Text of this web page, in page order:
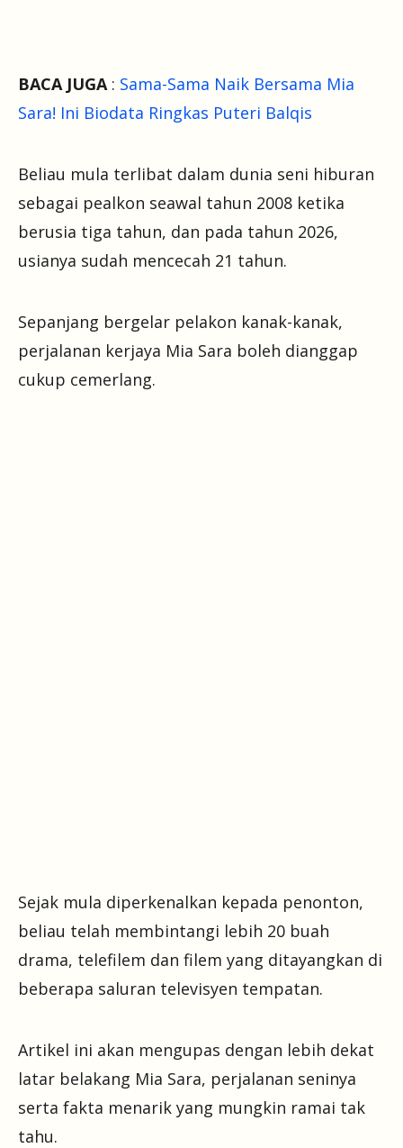
BACA JUGA: Sama-Sama Naik Bersama Mia
Sara! Ini Biodata Ringkas Puteri Balqis
Beliau mula terlibat dalam dunia seni hiburan
sebagai pealkon seawal tahun 2008 ketika
berusia tiga tahun, dan pada tahun 2026,
usianya sudah mencecah 21 tahun.
Sepanjang bergelar pelakon kanak-kanak,
perjalanan kerjaya Mia Sara boleh dianggap
cukup cemerlang.
Sejak mula diperkenalkan kepada penonton,
beliau telah membintangi lebih 20 buah
drama, telefilem dan filem yang ditayangkan di
beberapa saluran televisyen tempatan.
Artikel ini akan mengupas dengan lebih dekat
latar belakang Mia Sara, perjalanan seninya
serta fakta menarik yang mungkin ramai tak
tahu.